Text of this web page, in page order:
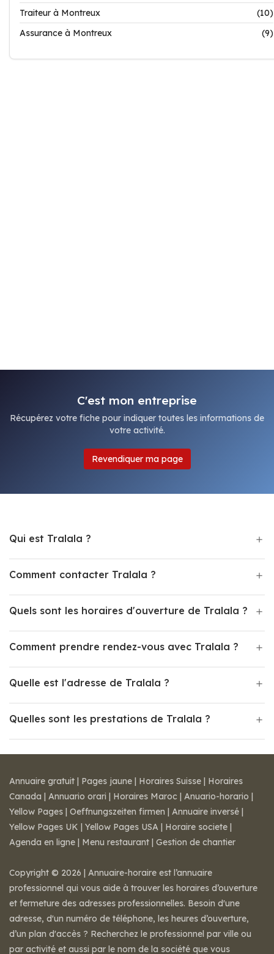
Traiteur à Montreux
(10)
Assurance à Montreux
(9)
C'est mon entreprise
Récupérez votre fiche pour indiquer toutes les informations de
votre activité.
Revendiquer ma page
Qui est Tralala ?
Comment contacter Tralala ?
Quels sont les horaires d'ouverture de Tralala ?
Comment prendre rendez-vous avec Tralala ?
Quelle est l'adresse de Tralala ?
Quelles sont les prestations de Tralala ?
Annuaire gratuit | Pages jaune | Horaires Suisse | Horaires
Canada | Annuario orari | Horaires Maroc | Anuario-horario |
Yellow Pages | Oeffnungszeiten firmen | Annuaire inversé |
Yellow Pages UK | Yellow Pages USA | Horaire societe |
Agenda en ligne | Menu restaurant | Gestion de chantier
Copyright © 2026 | Annuaire-horaire est l’annuaire
professionnel qui vous aide à trouver les horaires d’ouverture
et fermeture des adresses professionnelles. Besoin d'une
adresse, d'un numéro de téléphone, les heures d’ouverture,
d’un plan d'accès ? Recherchez le professionnel par ville ou
par activité et aussi par le nom de la société que vous